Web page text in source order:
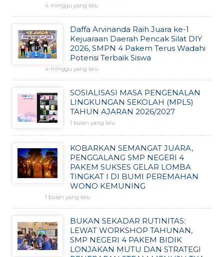
4 minggu yang lalu
Daffa Arvinanda Raih Juara ke-1
Kejuaraan Daerah Pencak Silat DIY
2026, SMPN 4 Pakem Terus Wadahi
Potensi Terbaik Siswa
4 minggu yang lalu
SOSIALISASI MASA PENGENALAN
LINGKUNGAN SEKOLAH (MPLS)
TAHUN AJARAN 2026/2027
1 bulan yang lalu
KOBARKAN SEMANGAT JUARA,
PENGGALANG SMP NEGERI 4
PAKEM SUKSES GELAR LOMBA
TINGKAT I DI BUMI PEREMAHAN
WONO KEMUNING
1 bulan yang lalu
BUKAN SEKADAR RUTINITAS:
LEWAT WORKSHOP TAHUNAN,
SMP NEGERI 4 PAKEM BIDIK
LONJAKAN MUTU DAN STRATEGI